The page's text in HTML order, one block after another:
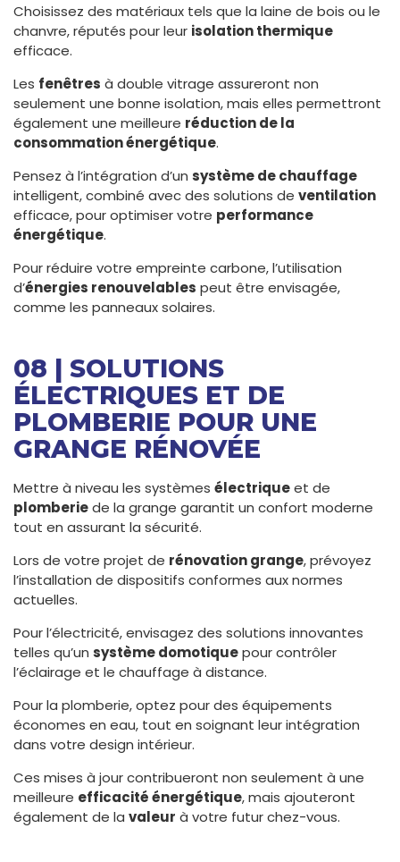
Choisissez des matériaux tels que la laine de bois ou le
chanvre, réputés pour leur isolation thermique
efficace.
Les fenêtres à double vitrage assureront non
seulement une bonne isolation, mais elles permettront
également une meilleure réduction de la
consommation énergétique.
Pensez à l’intégration d’un système de chauffage
intelligent, combiné avec des solutions de ventilation
efficace, pour optimiser votre performance
énergétique.
Pour réduire votre empreinte carbone, l’utilisation
d’énergies renouvelables peut être envisagée,
comme les panneaux solaires.
08 | SOLUTIONS
ÉLECTRIQUES ET DE
PLOMBERIE POUR UNE
GRANGE RÉNOVÉE
Mettre à niveau les systèmes électriqueet de
plomberiede la grange garantit un confort moderne
tout en assurant la sécurité.
Lors de votre projet de rénovation grange, prévoyez
l’installation de dispositifs conformes aux normes
actuelles.
Pour l’électricité, envisagez des solutions innovantes
telles qu’un système domotiquepour contrôler
l’éclairage et le chauffage à distance.
Pour la plomberie, optez pour des équipements
économes en eau, tout en soignant leur intégration
dans votre design intérieur.
Ces mises à jour contribueront non seulement à une
meilleure efficacité énergétique, mais ajouteront
également de la valeur à votre futur chez-vous.